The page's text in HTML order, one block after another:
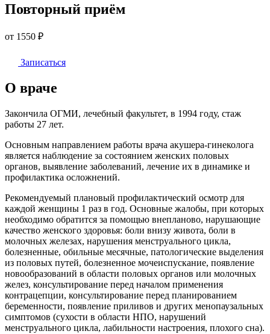
Повторный приём
от 1550 ₽
Записаться
О враче
Закончила ОГМИ, лечебный факультет, в 1994 году, стаж
работы 27 лет.
Основным направлением работы врача акушера-гинеколога
является наблюдение за состоянием женских половых
органов, выявление заболеваний, лечение их в динамике и
профилактика осложнений.
Рекомендуемый плановый профилактический осмотр для
каждой женщины 1 раз в год. Основные жалобы, при которых
необходимо обратится за помощью внепланово, нарушающие
качество женского здоровья: боли внизу живота, боли в
молочных железах, нарушения менструального цикла,
болезненные, обильные месячные, патологические выделения
из половых путей, болезненное мочеиспускание, появление
новообразований в области половых органов или молочных
желез, консультирование перед началом применения
контрацепции, консультирование перед планированием
беременности, появление приливов и других менопаузальных
симптомов (сухости в области НПО, нарушений
менструального цикла, лабильности настроения, плохого сна).